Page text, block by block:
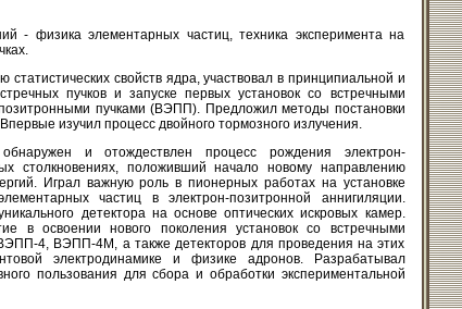
- физика элементарных частиц, техника эксперимента на
свойств ядра, участвовал в принципиальной и
пучков и запуске первых установок со встречными
пучками (ВЭПП). Предложил методы постановки
изучил процесс двойного тормозного излучения.
и отождествлен процесс рождения электрон-
столкновениях, положивший начало новому направлению
Играл важную роль в пионерных работах на установке
частиц в электрон-позитронной аннигиляции.
детектора на основе оптических искровых камер.
в освоении нового поколения установок со встречными
4, ВЭПП-4М, а также детекторов для проведения на этих
электродинамике и физике адронов. Разрабатывал
пользования для сбора и обработки экспериментальной